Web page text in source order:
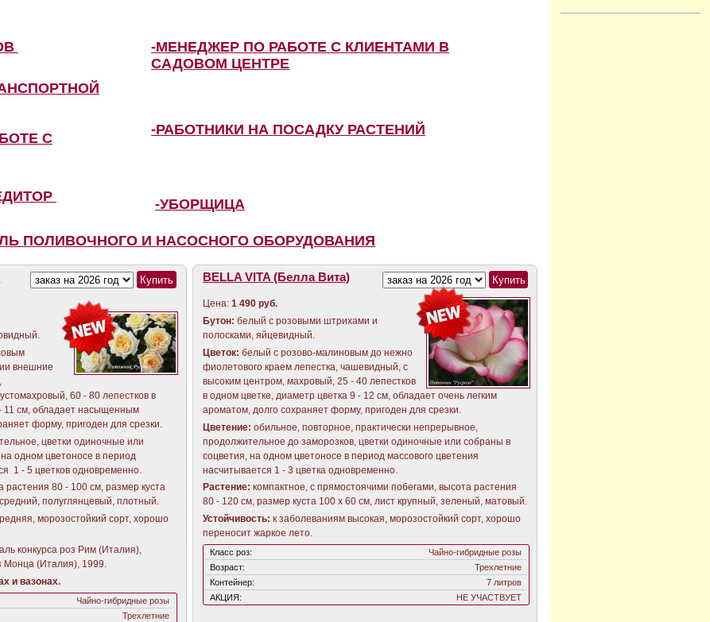
-МЕНЕДЖЕР ПО РАБОТЕ С КЛИЕНТАМИ В
САДОВОМ ЦЕНТРЕ
С
-РАБОТНИКИ НА ПОСАДКУ РАСТЕНИЙ
-УБОРЩИЦА
ПОЛИВОЧНОГО И НАСОСНОГО ОБОРУДОВАНИЯ
внешние
60 - 80 лепестков в
11 см, обладает насыщенным
форму, пригоден для срезки.
цветки одиночные или
одном цветоносе в период
1 - 5 цветков одновременно.
растения 80 - 100 см, размер куста
полуглянцевый, плотный.
морозостойкий сорт, хорошо
конкурса роз Рим (Италия),
Монца (Италия), 1999.
и вазонах.
Чайно-гибридные розы
Трехлетние
BELLA VITA (Белла Вита)
Цена:1 490 руб.
Бутон: белый с розовыми штрихами и
полосками, яйцевидный.
Цветок:белый с розово-малиновым до нежно
фиолетового краем лепестка, чашевидный, с
высоким центром, махровый, 25 - 40 лепестков
в одном цветке, диаметр цветка 9 - 12 см, обладает очень легким
ароматом, долго сохраняет форму, пригоден для срезки.
Цветение: обильное, повторное, практически непрерывное,
продолжительное до заморозков, цветки одиночные или собраны в
соцветия, на одном цветоносе в период массового цветения
насчитывается 1 - 3 цветка одновременно.
Растение:компактное, с прямостоячими побегами, высота растения
80 - 120 см, размер куста 100 х 60 см, лист крупный, зеленый, матовый.
Устойчивость:к заболеваниям высокая, морозостойкий сорт, хорошо
переносит жаркое лето.
Класс роз:
Чайно-гибридные розы
Возраст:
Трехлетние
Контейнер:
7 литров
АКЦИЯ:
НЕ УЧАСТВУЕТ